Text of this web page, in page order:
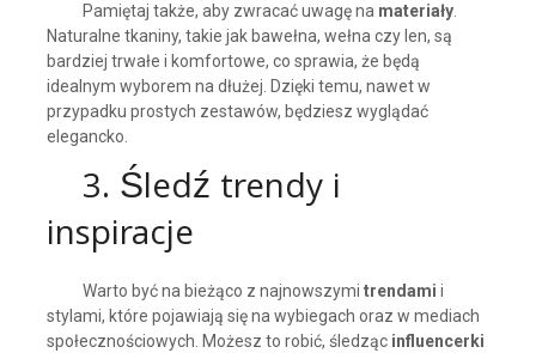
Pamiętaj także, aby zwracać uwagę na materiały.
Naturalne tkaniny, takie jak bawełna, wełna czy len, są
bardziej trwałe i komfortowe, co sprawia, że będą
idealnym wyborem na dłużej. Dzięki temu, nawet w
przypadku prostych zestawów, będziesz wyglądać
elegancko.
3. Śledź trendy i
inspiracje
Warto być na bieżąco z najnowszymi trendami i
stylami, które pojawiają się na wybiegach oraz w mediach
społecznościowych. Możesz to robić, śledząc influencerki